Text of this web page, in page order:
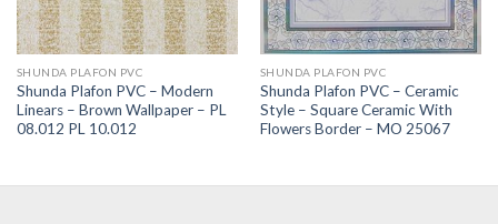
SHUNDA PLAFON PVC
Shunda Plafon PVC – Modern
Linears – Brown Wallpaper – PL
08.012 PL 10.012
SHUNDA PLAFON PVC
Shunda Plafon PVC – Ceramic
Style – Square Ceramic With
Flowers Border – MO 25067